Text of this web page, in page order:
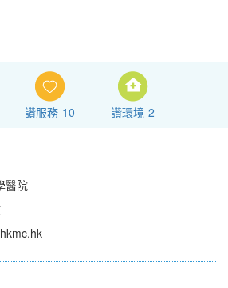
讚服務 10 讚環境 2
醫院